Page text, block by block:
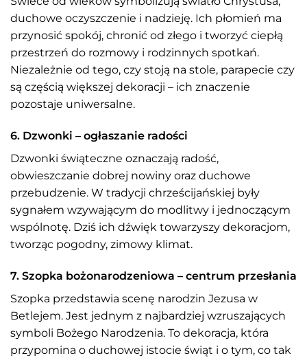
duchowe oczyszczenie i nadzieję. Ich płomień ma
przynosić spokój, chronić od złego i tworzyć ciepłą
przestrzeń do rozmowy i rodzinnych spotkań.
Niezależnie od tego, czy stoją na stole, parapecie czy
są częścią większej dekoracji – ich znaczenie
pozostaje uniwersalne.
6. Dzwonki – ogłaszanie radości
Dzwonki świąteczne oznaczają radość,
obwieszczanie dobrej nowiny oraz duchowe
przebudzenie. W tradycji chrześcijańskiej były
sygnałem wzywającym do modlitwy i jednoczącym
wspólnotę. Dziś ich dźwięk towarzyszy dekoracjom,
tworząc pogodny, zimowy klimat.
7. Szopka bożonarodzeniowa – centrum przesłania
Szopka przedstawia scenę narodzin Jezusa w
Betlejem. Jest jednym z najbardziej wzruszających
symboli Bożego Narodzenia. To dekoracja, która
przypomina o duchowej istocie świąt i o tym, co tak